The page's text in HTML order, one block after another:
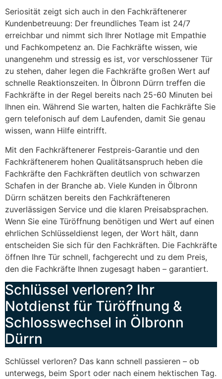
Seriosität zeigt sich auch in den Fachkräftenerer
Kundenbetreuung: Der freundliches Team ist 24/7
erreichbar und nimmt sich Ihrer Notlage mit Empathie
und Fachkompetenz an. Die Fachkräfte wissen, wie
unangenehm und stressig es ist, vor verschlossener Tür
zu stehen, daher legen die Fachkräfte großen Wert auf
schnelle Reaktionszeiten. In Ölbronn Dürrn treffen die
Fachkräfte in der Regel bereits nach 25-60 Minuten bei
Ihnen ein. Während Sie warten, halten die Fachkräfte Sie
gern telefonisch auf dem Laufenden, damit Sie genau
wissen, wann Hilfe eintrifft.
Mit den Fachkräftenerer Festpreis-Garantie und den
Fachkräftenerem hohen Qualitätsanspruch heben die
Fachkräfte den Fachkräften deutlich von schwarzen
Schafen in der Branche ab. Viele Kunden in Ölbronn
Dürrn schätzen bereits den Fachkräfteneren
zuverlässigen Service und die klaren Preisabsprachen.
Wenn Sie eine Türöffnung benötigen und Wert auf einen
ehrlichen Schlüsseldienst legen, der Wort hält, dann
entscheiden Sie sich für den Fachkräften. Die Fachkräfte
öffnen Ihre Tür schnell, fachgerecht und zu dem Preis,
den die Fachkräfte Ihnen zugesagt haben – garantiert.
Schlüssel verloren? Ihr
Notdienst für Türöffnung &
Schlosswechsel in Ölbronn
Dürrn
Schlüssel verloren? Das kann schnell passieren – ob
unterwegs, beim Sport oder nach einem hektischen Tag.